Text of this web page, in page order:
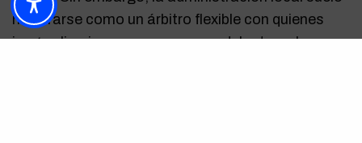
mostrarse como un árbitro flexible con quienes
juegan limpio y van un paso por delante en las